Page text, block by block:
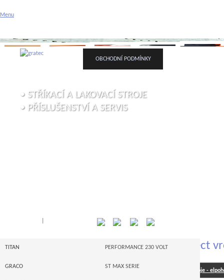
Menu
OBCHODNÍ PODMÍNKY
• STŘÍKACÍ A LAKOVACÍ STROJE
• PŘÍSLUŠENSTVÍ A SERVIS
Larius M I R Ó Inject
INJEKTÁŽNÍ pumpy a čerpadla , stroje -
TITAN PERFORMANCE 230 VOLT
I-SERIE
GRACO ST MAX SERIE